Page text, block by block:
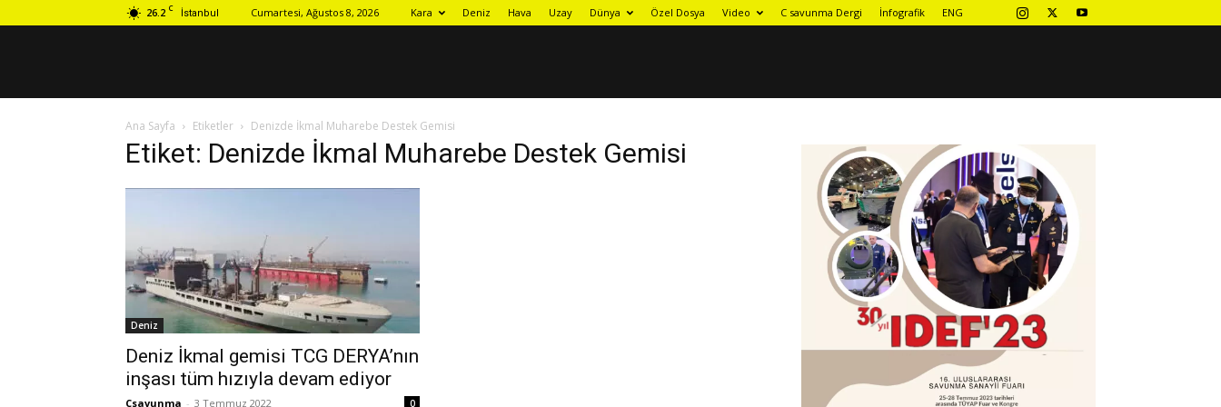
26.2 C İstanbul Cumartesi, Ağustos 8, 2026 Kara Deniz Hava Uzay Dünya Özel Dosya Video C savunma Dergi İnfografik ENG
Ana Sayfa Etiketler Denizde İkmal Muharebe Destek Gemisi
Etiket: Denizde İkmal Muharebe Destek Gemisi
Deniz
Deniz İkmal gemisi TCG DERYA’nın
inşası tüm hızıyla devam ediyor
Csavunma - 3 Temmuz 2022 0